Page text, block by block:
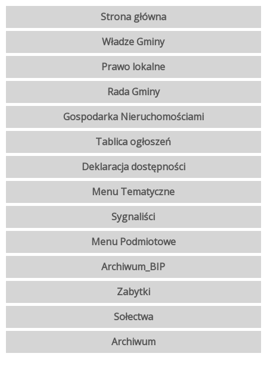
Strona główna
Władze Gminy
Prawo lokalne
Rada Gminy
Gospodarka Nieruchomościami
Tablica ogłoszeń
Deklaracja dostępności
Menu Tematyczne
Sygnaliści
Menu Podmiotowe
Archiwum_BIP
Zabytki
Sołectwa
Archiwum